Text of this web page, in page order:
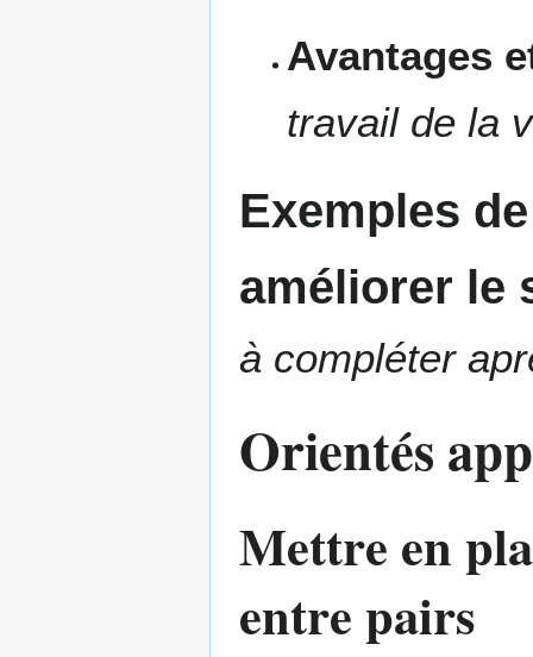
Avantages
travail de la
Exemples
améliorer le
à compléter
Orientés
Mettre en
entre pairs